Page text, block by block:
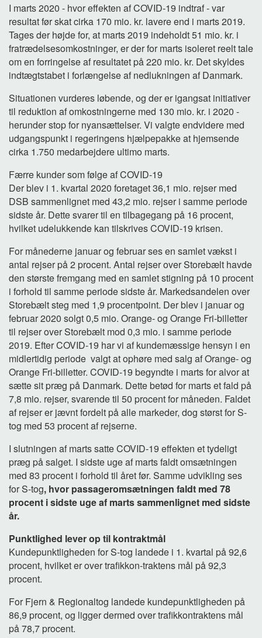
I marts 2020 - hvor effekten af COVID-19 indtraf - var
resultat før skat cirka 170 mio. kr. lavere end i marts 2019.
Tages der højde for, at marts 2019 indeholdt 51 mio. kr. i
fratrædelsesomkostninger, er der for marts isoleret reelt tale
om en forringelse af resultatet på 220 mio. kr. Det skyldes
indtægtstabet i forlængelse af nedlukningen af Danmark.
Situationen vurderes løbende, og der er igangsat initiativer
til reduktion af omkostningerne med 130 mio. kr. i 2020 -
herunder stop for nyansættelser. Vi valgte endvidere med
udgangspunkt i regeringens hjælpepakke at hjemsende
cirka 1.750 medarbejdere ultimo marts.
Færre kunder som følge af COVID-19
Der blev i 1. kvartal 2020 foretaget 36,1 mio. rejser med
DSB sammenlignet med 43,2 mio. rejser i samme periode
sidste år. Dette svarer til en tilbagegang på 16 procent,
hvilket udelukkende kan tilskrives COVID-19 krisen.
For månederne januar og februar ses en samlet vækst i
antal rejser på 2 procent. Antal rejser over Storebælt havde
den største fremgang med en samlet stigning på 10 procent
i forhold til samme periode sidste år. Markedsandelen over
Storebælt steg med 1,9 procentpoint. Der blev i januar og
februar 2020 solgt 0,5 mio. Orange- og Orange Fri-billetter
til rejser over Storebælt mod 0,3 mio. i samme periode
2019. Efter COVID-19 har vi af kundemæssige hensyn i en
midlertidig periode valgt at ophøre med salg af Orange- og
Orange Fri-billetter. COVID-19 begyndte i marts for alvor at
sætte sit præg på Danmark. Dette betød for marts et fald på
7,8 mio. rejser, svarende til 50 procent for måneden. Faldet
af rejser er jævnt fordelt på alle markeder, dog størst for S-
tog med 53 procent af rejserne.
I slutningen af marts satte COVID-19 effekten et tydeligt
præg på salget. I sidste uge af marts faldt omsætningen
med 83 procent i forhold til året før. Samme udvikling ses
for S-tog, hvor passageromsætningen faldt med 78
procent i sidste uge af marts sammenlignet med sidste
år.
Punktlighed lever op til kontraktmål
Kundepunktligheden for S-tog landede i 1. kvartal på 92,6
procent, hvilket er over trafikkon-traktens mål på 92,3
procent.
For Fjern & Regionaltog landede kundepunktligheden på
86,9 procent, og ligger dermed over trafikkontraktens mål
på 78,7 procent.